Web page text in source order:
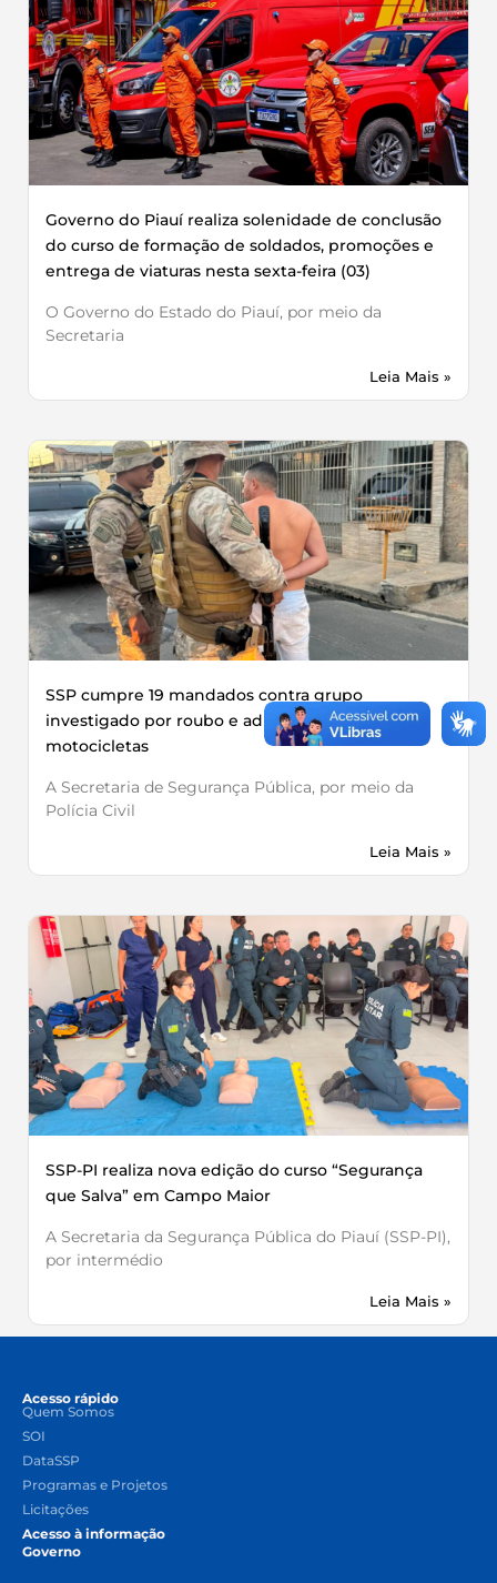
Governo do Piauí realiza solenidade de conclusão
do curso de formação de soldados, promoções e
entrega de viaturas nesta sexta-feira (03)
O Governo do Estado do Piauí, por meio da
Secretaria
Leia Mais »
SSP cumpre 19 mandados contra grupo
investigado por roubo e adulteração de
motocicletas
A Secretaria de Segurança Pública, por meio da
Polícia Civil
Leia Mais »
SSP-PI realiza nova edição do curso “Segurança
que Salva” em Campo Maior
A Secretaria da Segurança Pública do Piauí (SSP-PI),
por intermédio
Leia Mais »
Acesso rápido
Quem Somos
SOI
DataSSP
Programas e Projetos
Licitações
Acesso à informação
Governo